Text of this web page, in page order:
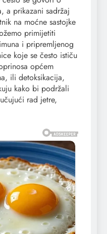
a prikazani sadržaj
na moćne sastojke
primijetiti
i pripremljenog
koje se često ističu
općem
ili detoksikacija,
kako bi podržali
rad jetre,